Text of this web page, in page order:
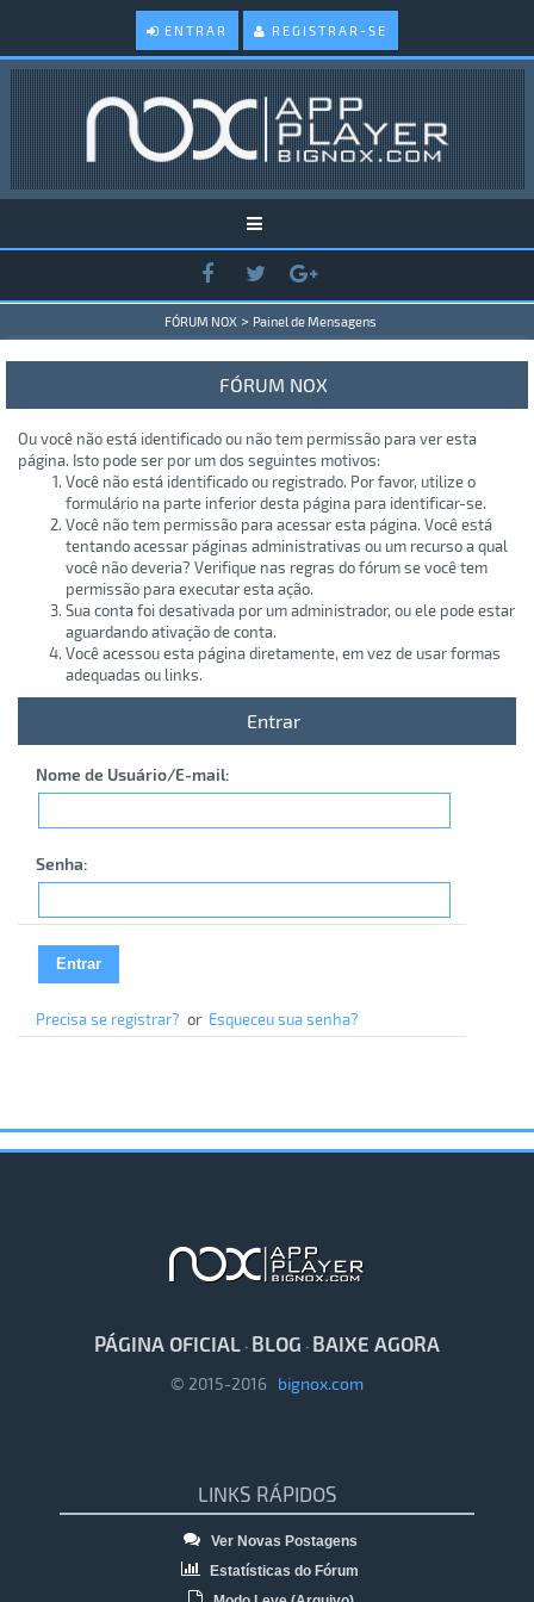
ENTRAR REGISTRAR-SE
FÓRUM NOX > Painel de Mensagens
FÓRUM NOX
Ou você não está identificado ou não tem permissão para ver esta
página. Isto pode ser por um dos seguintes motivos:
Você não está identificado ou registrado. Por favor, utilize o
formulário na parte inferior desta página para identificar-se.
Você não tem permissão para acessar esta página. Você está
tentando acessar páginas administrativas ou um recurso a qual
você não deveria? Verifique nas regras do fórum se você tem
permissão para executar esta ação.
Sua conta foi desativada por um administrador, ou ele pode estar
aguardando ativação de conta.
Você acessou esta página diretamente, em vez de usar formas
adequadas ou links.
Entrar
Nome de Usuário/E-mail:
Senha:
Precisa se registrar? or Esqueceu sua senha?
PÁGINA OFICIAL · BLOG · BAIXE AGORA
© 2015-2016 bignox.com
LINKS RÁPIDOS
Ver Novas Postagens
Estatísticas do Fórum